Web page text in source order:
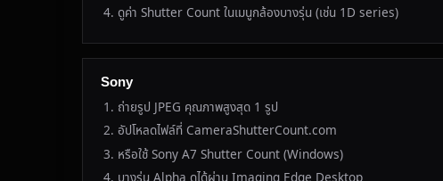
ดูค่า Shutter Count ในเมนูกล้องบางรุ่น (เช่น 1D series)
Sony
ถ่ายรูป JPEG คุณภาพสูงสุด 1 รูป
อัปโหลดไฟล์ที่ CameraShutterCount.com
หรือใช้ Sony A7 Shutter Count (Windows)